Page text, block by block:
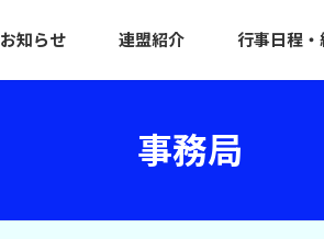
お知らせ 連盟紹介 行事日程・
事務局